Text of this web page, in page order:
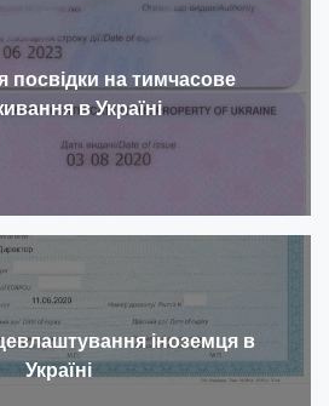
на тимчасове
в Україні
іноземця в
Україні